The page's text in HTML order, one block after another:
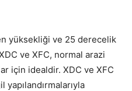
yüksekliği ve 25 derecelik
ve XFC, normal arazi
için idealdir. XDC ve XFC